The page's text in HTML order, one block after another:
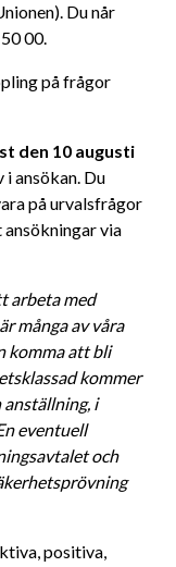
Du når
00.
på frågor
den 10 augusti
ansökan. Du
på urvalsfrågor
via
arbeta med
många av våra
komma att bli
kommer
i
eventuell
och
positiva,